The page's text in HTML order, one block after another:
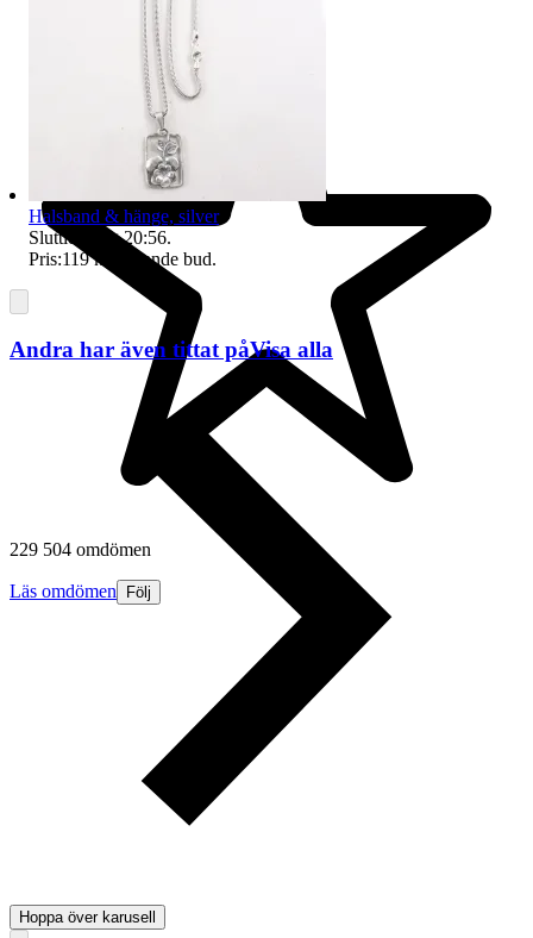
229 504 omdömen
Läs omdömen Följ
Halsband & hänge, silver
Sluttid
9 aug 20:56.
Pris:119 kr Ledande bud.
Andra har även tittat påVisa alla
Hoppa över karusell